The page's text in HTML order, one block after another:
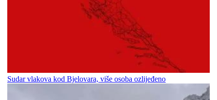
Sudar vlakova kod Bjelovara, više osoba ozlijeđeno